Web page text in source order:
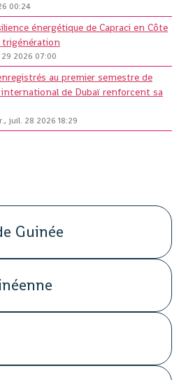
00:24
énergétique de Capraci en Côte
trigénération
29 2026 07:00
au premier semestre de
de Dubaï renforcent sa
juil. 28 2026 18:29
Guinée